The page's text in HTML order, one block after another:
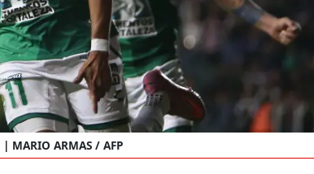
MARIO ARMAS / AFP
Entre recuerdos y escuetas
referencias hacia sus adversarios, el
presidente de Brasil, Luiz Inácio Lula
da Silva, oficializó este domingo su